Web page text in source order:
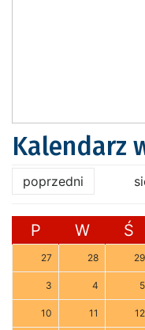
Kalendarz
poprzedni
P W Ś
27 28 29
3 4 5
10 11 12